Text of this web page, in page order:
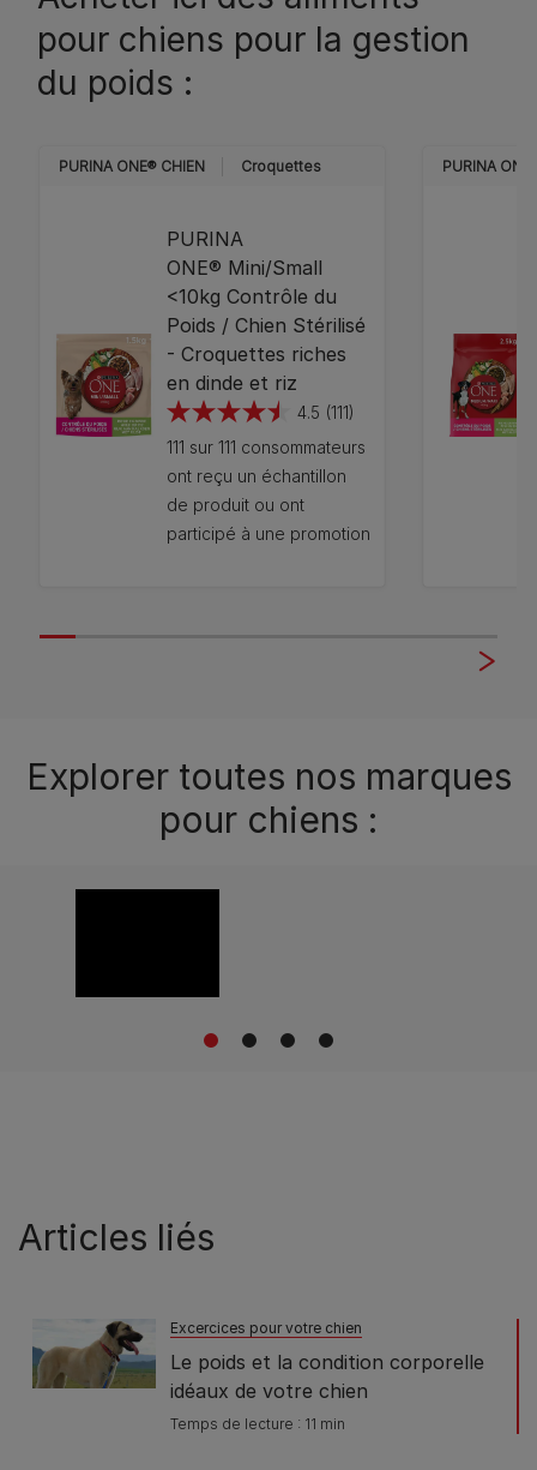
pour chiens pour la gestion
du poids :
PURINA ONE®​ CHIEN Croquettes
PURINA
ONE® Mini/Small
<10kg Contrôle du
Poids / Chien Stérilisé
- Croquettes riches
en dinde et riz
4.5 (111)
4.5
sur
5
étoiles.
111
111 sur 111 consommateurs
ont reçu un échantillon
de produit ou ont
participé à une promotion
PURINA
Explorer toutes nos marques
pour chiens :
1 2 3 4
Articles liés
Excercices pour votre chien
Le poids et la condition corporelle
idéaux de votre chien
Temps de lecture : 11 min